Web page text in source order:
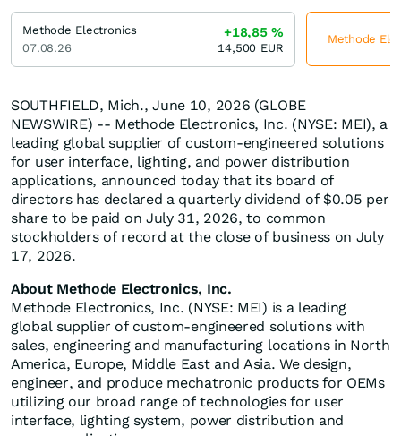
SOUTHFIELD, Mich., June 10, 2026 (GLOBE
NEWSWIRE) -- Methode Electronics, Inc. (NYSE: MEI), a
leading global supplier of custom-engineered solutions
for user interface, lighting, and power distribution
applications, announced today that its board of
directors has declared a quarterly dividend of $0.05 per
share to be paid on July 31, 2026, to common
stockholders of record at the close of business on July
17, 2026.
About Methode Electronics, Inc.
Methode Electronics, Inc. (NYSE: MEI) is a leading
global supplier of custom-engineered solutions with
sales, engineering and manufacturing locations in North
America, Europe, Middle East and Asia. We design,
engineer, and produce mechatronic products for OEMs
utilizing our broad range of technologies for user
interface, lighting system, power distribution and
Methode Electronics
07.08.26
+18,85%
14,500 EUR
Methode